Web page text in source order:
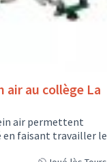
air au collège La
air permettent
faisant travailler le